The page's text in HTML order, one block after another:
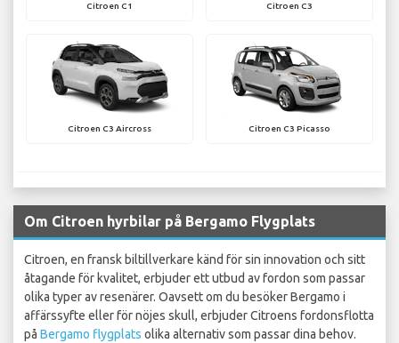
Citroen C1 Citroen C3
Citroen C3 Aircross Citroen C3 Picasso
Om Citroen hyrbilar på Bergamo Flygplats
Citroen, en fransk biltillverkare känd för sin innovation och sitt
åtagande för kvalitet, erbjuder ett utbud av fordon som passar
olika typer av resenärer. Oavsett om du besöker Bergamo i
affärssyfte eller för nöjes skull, erbjuder Citroens fordonsflotta
på Bergamo flygplats olika alternativ som passar dina behov.